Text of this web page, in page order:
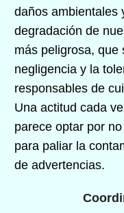
daños ambientales
degradación de
más peligrosa, que
negligencia y la
responsables de
Una actitud cada
parece optar por
para paliar la
de advertencias.